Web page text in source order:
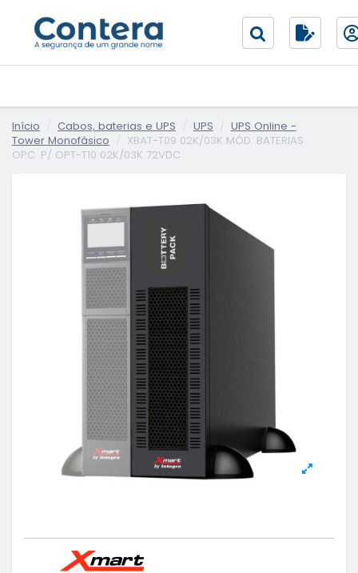
Início Cabos, baterias e UPS UPS
UPS Online -
Tower Monofásico
XBAT-T09 02K/03K MÓD. BATERIAS
OPC. P/ OPT-T10 02K/03K 72VDC